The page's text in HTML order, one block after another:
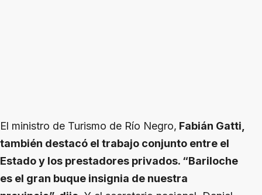
El ministro de Turismo de Río Negro, Fabián Gatti,
también destacó el trabajo conjunto entre el
Estado y los prestadores privados. “Bariloche
es el gran buque insignia de nuestra